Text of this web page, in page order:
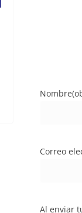
Nombre
Correo
Al enviar